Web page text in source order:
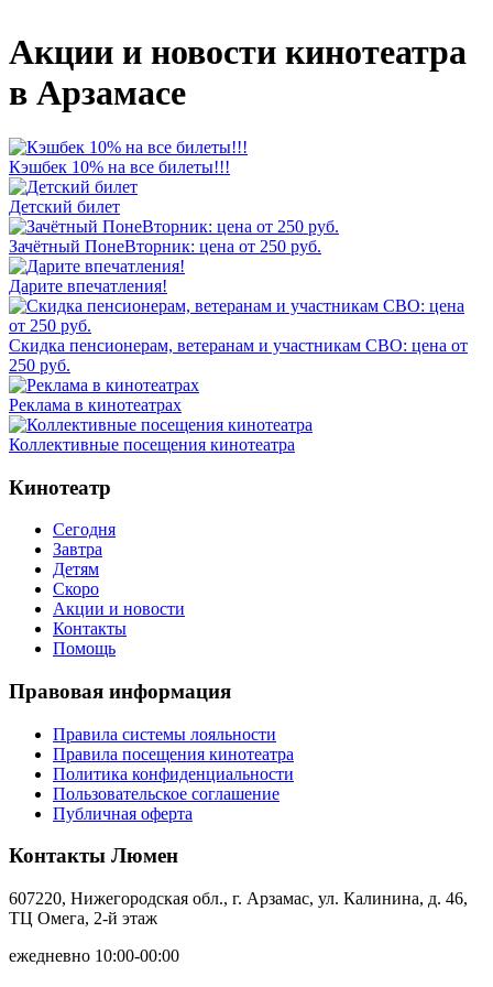
Акции и новости кинотеатра
в Арзамасе
Кэшбек 10% на все билеты!!!
Детский билет
Зачётный ПонеВторник: цена от 250 руб.
Дарите впечатления!
Скидка пенсионерам, ветеранам и участникам СВО: цена от
250 руб.
Реклама в кинотеатрах
Коллективные посещения кинотеатра
Кинотеатр
Сегодня
Завтра
Детям
Скоро
Акции и новости
Контакты
Помощь
Правовая информация
Правила системы лояльности
Правила посещения кинотеатра
Политика конфиденциальности
Пользовательское соглашение
Публичная оферта
Контакты Люмен
607220, Нижегородская обл., г. Арзамас, ул. Калинина, д. 46,
ТЦ Омега, 2-й этаж
ежедневно 10:00-00:00